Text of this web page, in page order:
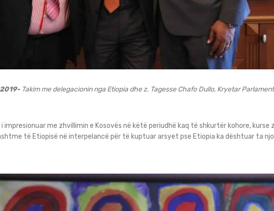
Takim me delegacionin nga Etiopia dhe z. Tagesse Chafo Dullo, Kryetar
impresionuar me zhvillimin e Kosovës në këtë periudhë kaq të shkurtër kohore, kurse
të Etiopisë në interpelancë për të kuptuar arsyet pse Etiopia ka dështuar ta